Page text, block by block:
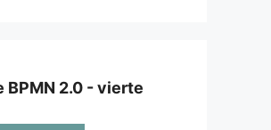
BPMN 2.0 - vierte